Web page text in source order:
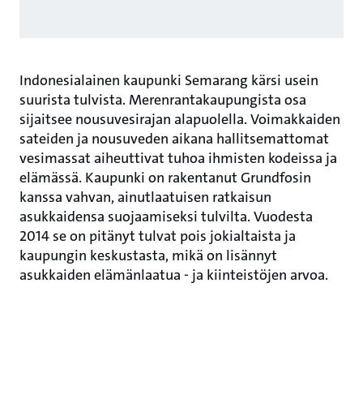
Indonesialainen kaupunki Semarang kärsi usein
suurista tulvista. Merenrantakaupungista osa
sijaitsee nousuvesirajan alapuolella. Voimakkaiden
sateiden ja nousuveden aikana hallitsemattomat
vesimassat aiheuttivat tuhoa ihmisten kodeissa ja
elämässä. Kaupunki on rakentanut Grundfosin
kanssa vahvan, ainutlaatuisen ratkaisun
asukkaidensa suojaamiseksi tulvilta. Vuodesta
2014 se on pitänyt tulvat pois jokialtaista ja
kaupungin keskustasta, mikä on lisännyt
asukkaiden elämänlaatua - ja kiinteistöjen arvoa.